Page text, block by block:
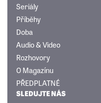
Seriály
Příběhy
Doba
Audio & Video
Rozhovory
O Magazínu
PŘEDPLATNÉ
SLEDUJTE NÁS